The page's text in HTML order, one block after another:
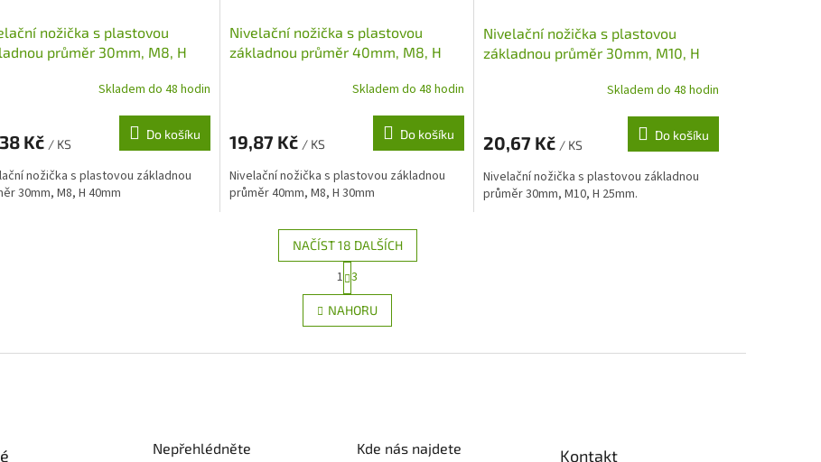
nožička s plastovou
průměr 30mm, M8, H
Skladem do 48 hodin
Kč / KS
Do košíku
nožička s plastovou základnou
30mm, M8, H 40mm
Nivelační nožička s plastovou
základnou průměr 40mm, M8, H
Skladem do 48 hodin
19,87 Kč / KS
Do košíku
Nivelační nožička s plastovou základnou
průměr 40mm, M8, H 30mm
Nivelační nožička s plastovou
základnou průměr 30mm, M10, H
Skladem do 48 hodin
20,67 Kč / KS
Do košíku
Nivelační nožička s plastovou základnou
průměr 30mm, M10, H 25mm.
O
v
l
d
NAČÍST 18 DALŠÍCH
S
t
r
á
n
1 3
NAHORU
Nepřehlédněte Kde nás najdete Kontakt